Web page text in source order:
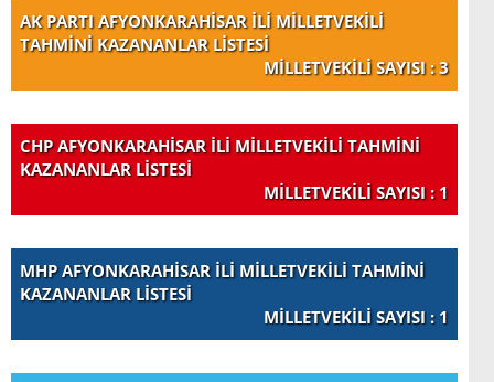
AK PARTI AFYONKARAHİSAR İLİ MİLLETVEKİLİ
TAHMİNİ KAZANANLAR LİSTESİ
MİLLETVEKİLİ SAYISI : 3
CHP AFYONKARAHİSAR İLİ MİLLETVEKİLİ TAHMİNİ
KAZANANLAR LİSTESİ
MİLLETVEKİLİ SAYISI : 1
MHP AFYONKARAHİSAR İLİ MİLLETVEKİLİ TAHMİNİ
KAZANANLAR LİSTESİ
MİLLETVEKİLİ SAYISI : 1